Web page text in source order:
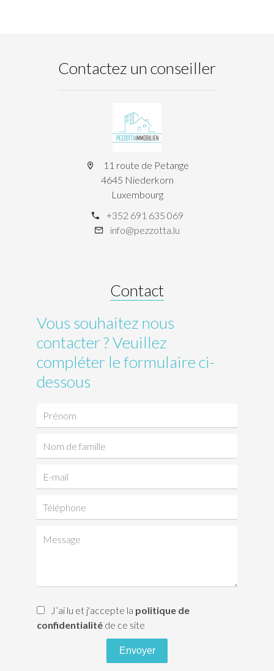
Contactez un conseiller
11 route de Petange
4645 Niederkorn
Luxembourg
+352 691 635 069
info@pezzotta.lu
Vous souhaitez nous
contacter ? Veuillez
compléter le formulaire ci-
dessous
Contact
J’ai lu et j'accepte la politique de
confidentialité de ce site
Envoyer